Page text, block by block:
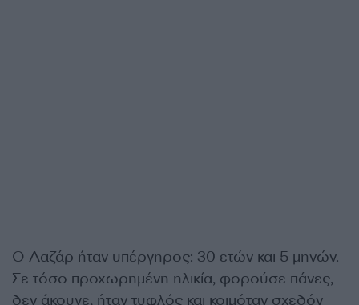
Ο Λαζάρ ήταν υπέργηρος: 30 ετών και 5 μηνών.
Σε τόσο προχωρημένη ηλικία, φορούσε πάνες,
δεν άκουγε, ήταν τυφλός και κοιμόταν σχεδόν